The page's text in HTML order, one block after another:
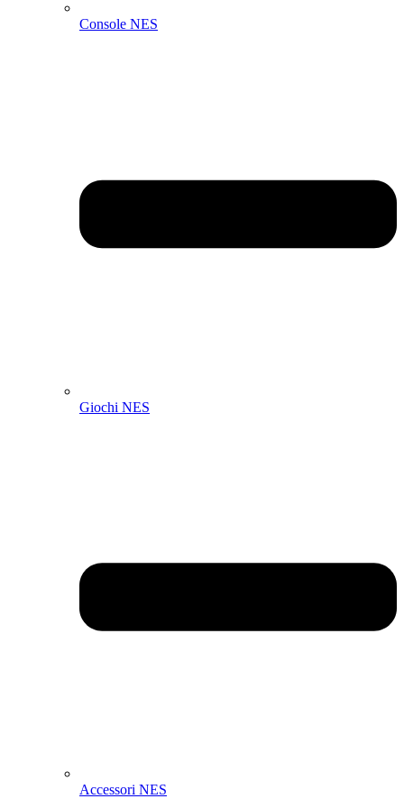
Console NES
Giochi NES
Accessori NES